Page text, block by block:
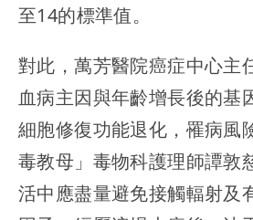
至14的標準值。
對此，萬芳醫院癌症中心主
血病主因與年齡增長後的基
細胞修復功能退化，罹病風
毒教母」毒物科護理師譚敦
活中應盡量避免接觸輻射及